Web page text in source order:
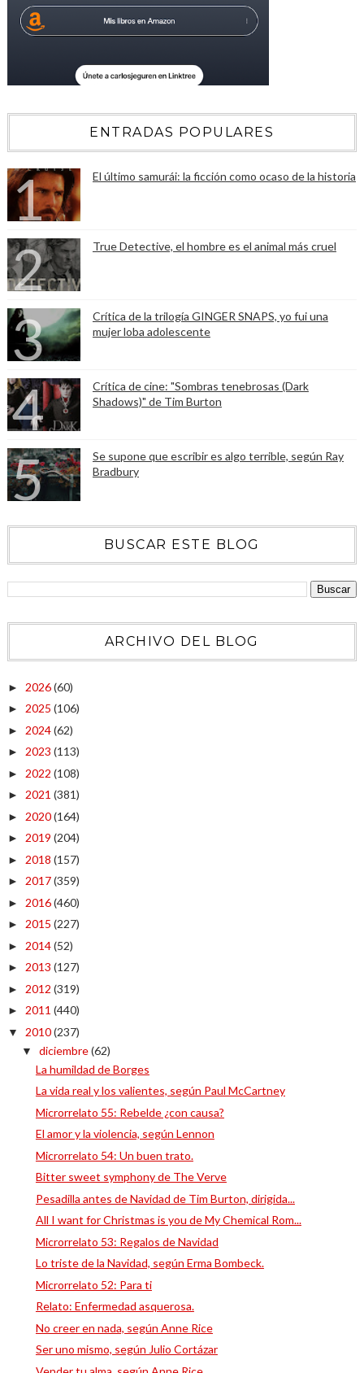
ENTRADAS POPULARES
El último samurái: la ficción como ocaso de la historia
True Detective, el hombre es el animal más cruel
Crítica de la trilogía GINGER SNAPS, yo fui una
mujer loba adolescente
Crítica de cine: "Sombras tenebrosas (Dark
Shadows)" de Tim Burton
Se supone que escribir es algo terrible, según Ray
Bradbury
BUSCAR ESTE BLOG
ARCHIVO DEL BLOG
► 2026(60)
► 2025 (106)
► 2024(62)
► 2023 (113)
► 2022 (108)
► 2021 (381)
► 2020(164)
► 2019 (204)
► 2018 (157)
► 2017(359)
► 2016(460)
► 2015 (227)
► 2014(52)
► 2013 (127)
► 2012 (319)
► 2011 (440)
▼ 2010(237)
▼ diciembre(62)
La humildad de Borges
La vida real y los valientes, según Paul McCartney
Microrrelato 55: Rebelde ¿con causa?
El amor y la violencia, según Lennon
Microrrelato 54: Un buen trato.
Bitter sweet symphony de The Verve
Pesadilla antes de Navidad de Tim Burton, dirigida...
All I want for Christmas is you de My Chemical Rom...
Microrrelato 53: Regalos de Navidad
Lo triste de la Navidad, según Erma Bombeck.
Microrrelato 52: Para ti
Relato: Enfermedad asquerosa.
No creer en nada, según Anne Rice
Ser uno mismo, según Julio Cortázar